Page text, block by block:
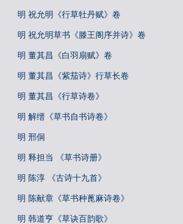
明 祝允明《行草牡丹赋》卷
明 祝允明草书《滕王阁序并诗》卷
明 董其昌《白羽扇赋》卷
明 董其昌《紫茄诗》行草长卷
明 董其昌《行草诗卷》
明 解缙《草书自书诗卷》
明 邢侗
明 释担当 《草书诗册》
明 陈淳 《古诗十九首》
明 陈献章《草书种蓖麻诗卷》
明 韩道亨《草诀百韵歌》